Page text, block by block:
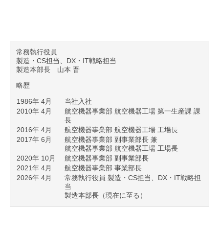
常務執行役員
製造・CS担当、DX・IT戦略担当
製造本部長 山本 晋
略歴
1986年 4月
当社入社
2010年 4月
航空機器事業部 航空機器工場 第一生産課 課
長
2016年 4月
航空機器事業部 航空機器工場 工場長
2017年 6月
航空機器事業部 副事業部長 兼
航空機器事業部 航空機器工場 工場長
2020年 10月
航空機器事業部 副事業部長
2021年 4月
航空機器事業部 事業部長
2026年 4月
常務執行役員 製造・CS担当、DX・IT戦略担
当
製造本部長（現在に至る）